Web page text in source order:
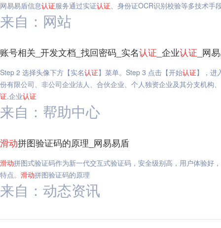
网易易盾信息认证服务通过实证认证、身份证OCR识别校验等多技术手
来自：网站
账号相关_开发文档_找回密码_实名认证 _企业认证 _网
Step 2 选择头像下方【实名认证】菜单。Step 3 点击【开始认证】，进
份有限公司、非公司企业法人、合伙企业、个人独资企业及其分支机构
证,企业认证
来自：帮助中心
滑动拼图验证码的原理_网易易盾
滑动拼图式验证码作为新一代交互式验证码，安全级别高，用户体验好
特点。 滑动拼图验证码的原理
来自：动态资讯